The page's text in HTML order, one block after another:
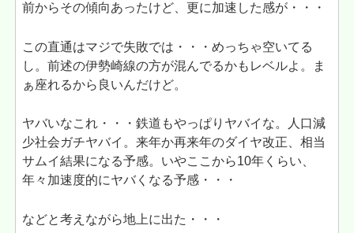
前からその傾向あったけど、更に加速した感が・・・
この直通はマジで失敗では・・・めっちゃ空いてる
し。前述の伊勢崎線の方が混んでるかもレベルよ。ま
ぁ座れるから良いんだけど。
ヤバいなこれ・・・鉄道もやっぱりヤバイな。人口減
少社会ガチヤバイ。来年か再来年のダイヤ改正、相当
サムイ結果になる予感。いやここから10年くらい、
年々加速度的にヤバくなる予感・・・
などと考えながら地上に出た・・・